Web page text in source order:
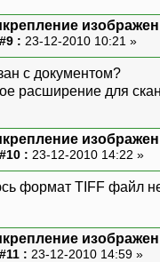
: 23-12-2010 10:21 »
с документом?
расширение для
: 23-12-2010 14:22 »
формат TIFF файл
: 23-12-2010 14:59 »